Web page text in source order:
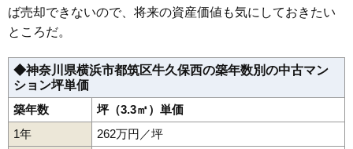
交通 センター北駅（10分）
(62.4万円/㎡~66.5万円/㎡)
無料一括査定をする
港北ファミールガーデンI棟
ば売却できないので、将来の資産価値も気にしておきたい
ところだ。
◆神奈川県横浜市都筑区牛久保西の築年数別の中古マン
ション坪単価
築年数
坪（3.3㎡）単価
1年
262万円／坪